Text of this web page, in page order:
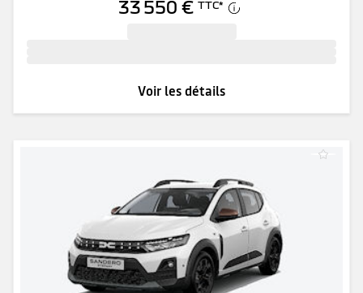
33 550 € TTC*
Voir les détails